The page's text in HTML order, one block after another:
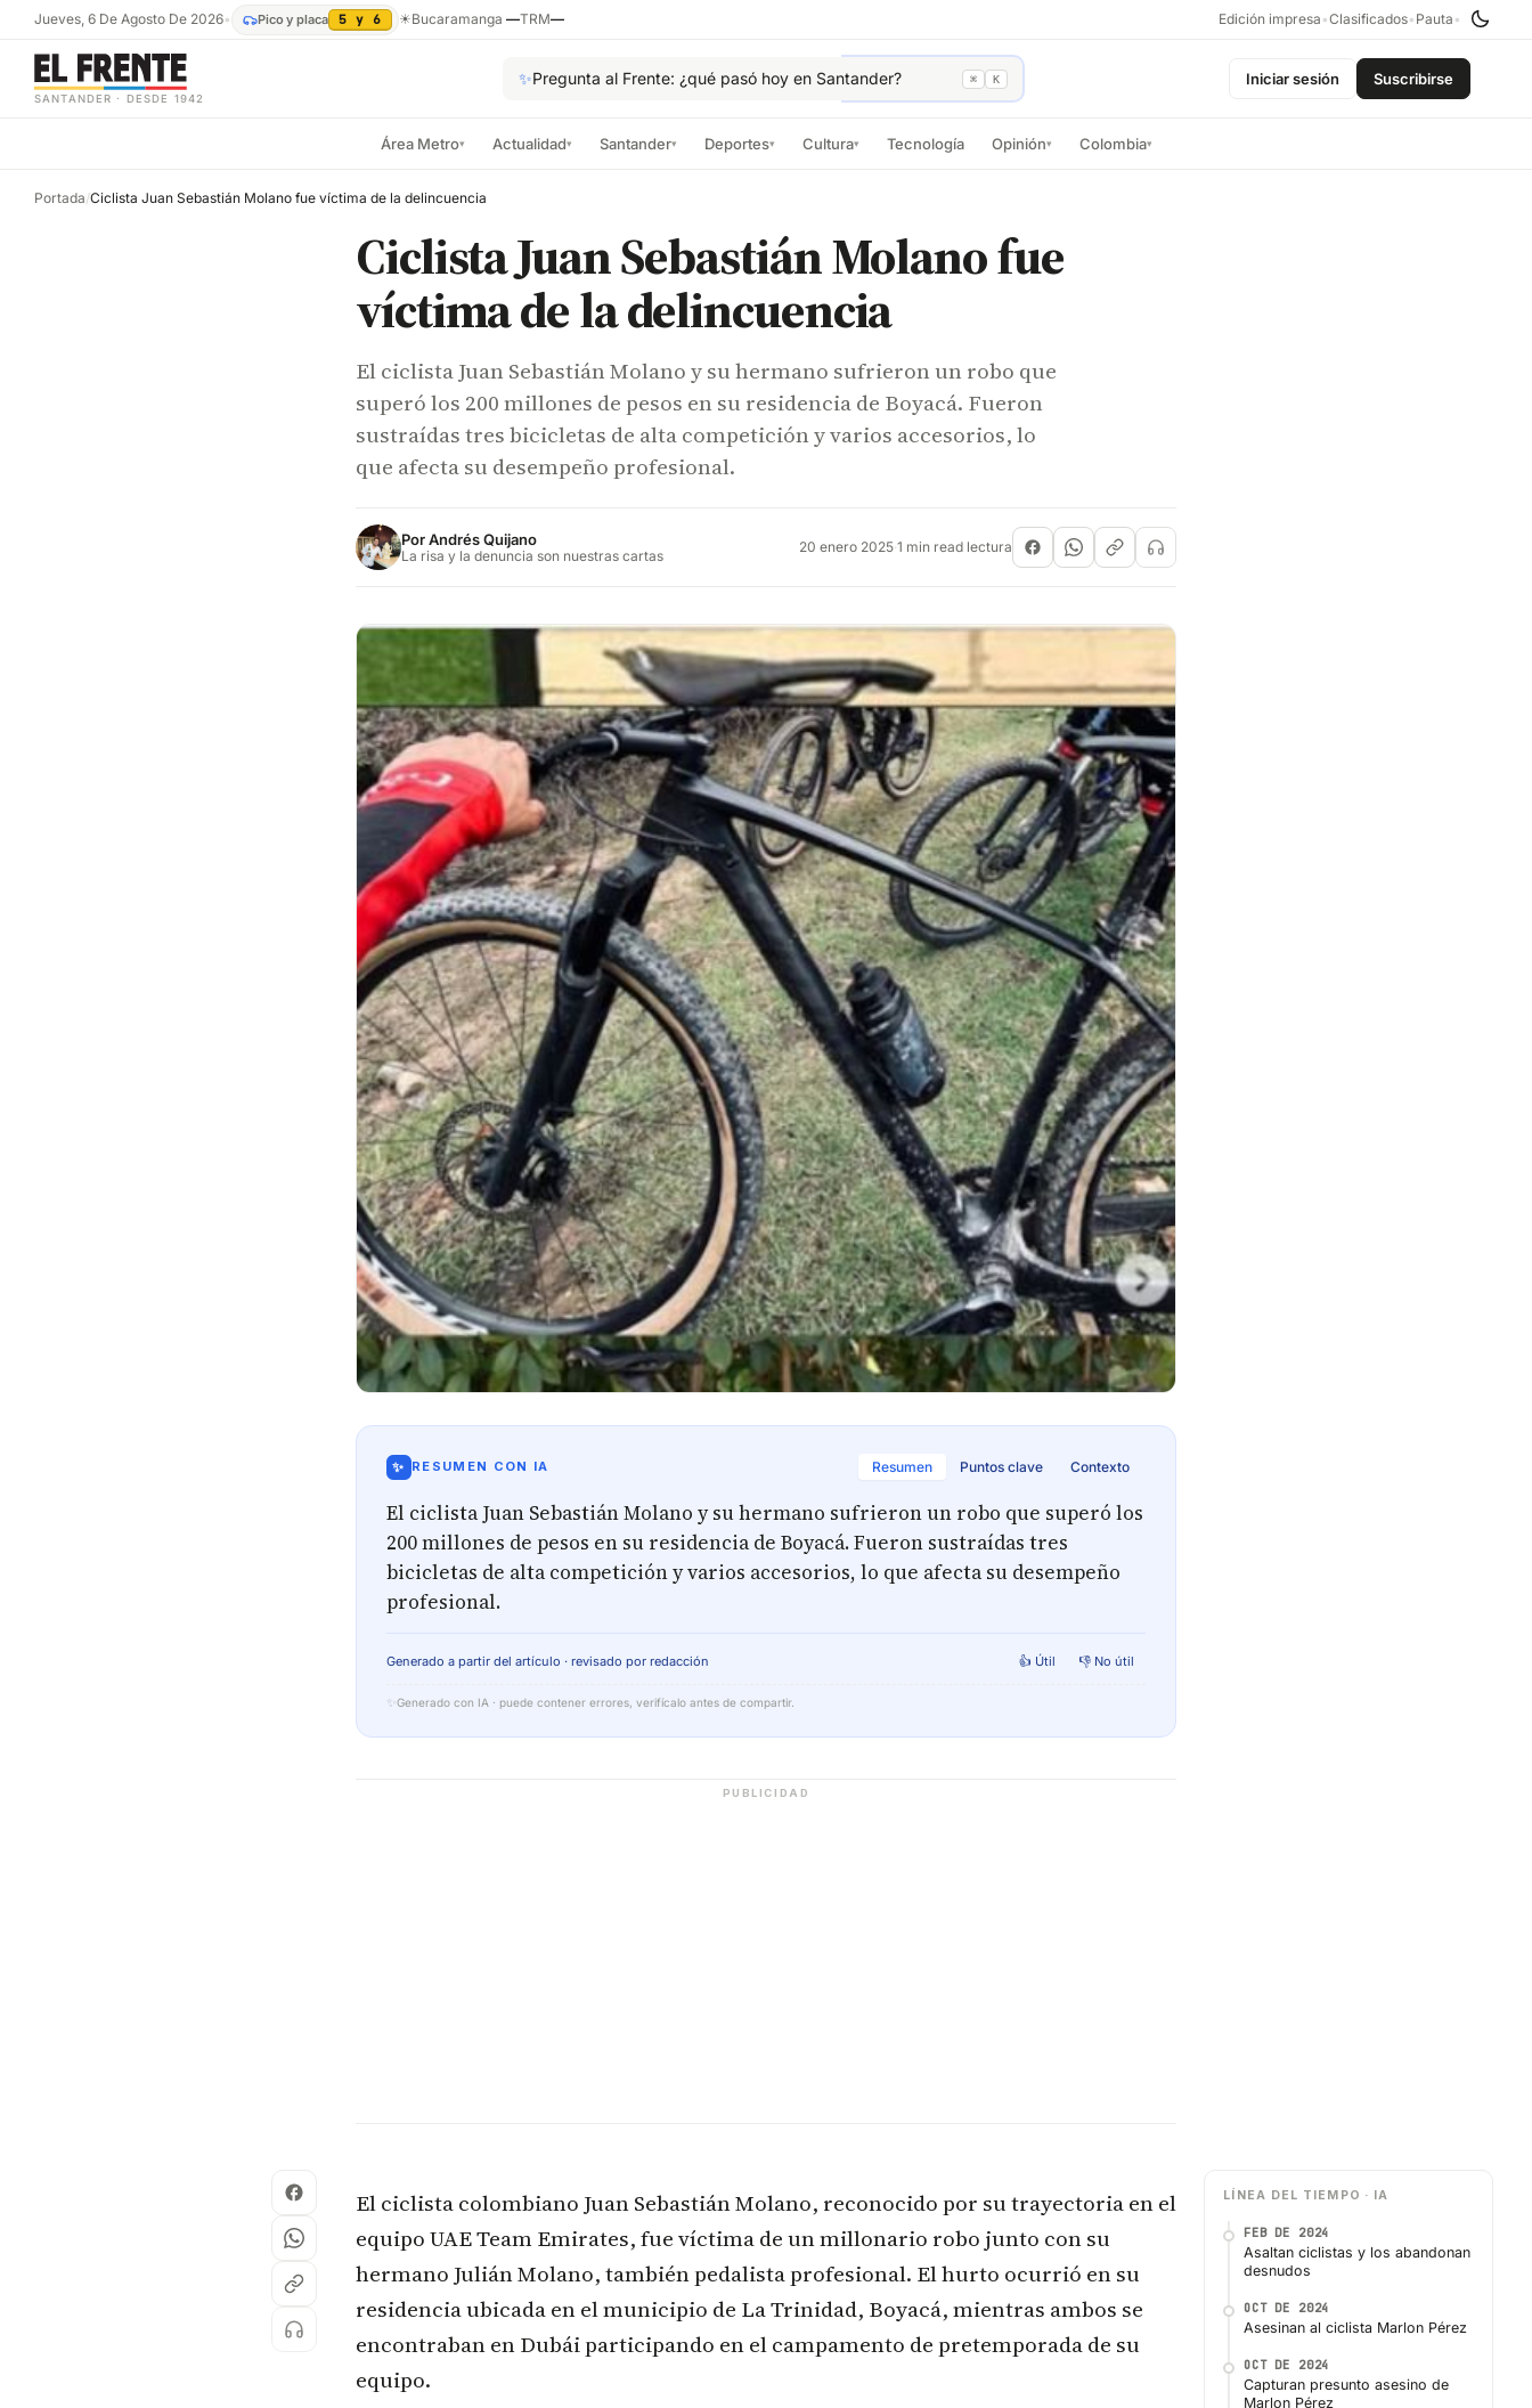
Jueves, 6 De Agosto De 2026• Pico y placa 5 y 6 ☀Bucaramanga —TRM— Edición impresa •Clasificados• Pauta •
SANTANDER · DESDE 1942
✨Pregunta al Frente: ¿qué pasó hoy en Santander? ⌘ K Iniciar sesión Suscribirse
Área Metro▾ Actualidad▾ Santander▾ Deportes▾ Cultura▾ Tecnología Opinión▾ Colombia▾
Portada/Ciclista Juan Sebastián Molano fue víctima de la delincuencia
Ciclista Juan Sebastián Molano fue
víctima de la delincuencia
El ciclista Juan Sebastián Molano y su hermano sufrieron un robo que
superó los 200 millones de pesos en su residencia de Boyacá. Fueron
sustraídas tres bicicletas de alta competición y varios accesorios, lo
que afecta su desempeño profesional.
PorAndrés Quijano
La risa y la denuncia son nuestras cartas 20 enero 2025·1 min read lectura
✨ RESUMEN CON IA Resumen Puntos clave Contexto
El ciclista Juan Sebastián Molano y su hermano sufrieron un robo que superó los
200 millones de pesos en su residencia de Boyacá. Fueron sustraídas tres
bicicletas de alta competición y varios accesorios, lo que afecta su desempeño
profesional.
Generado a partir del artículo · revisado por redacción 👍 Útil 👎 No útil
✨ Generado con IA · puede contener errores, verifícalo antes de compartir.
PUBLICIDAD
El ciclista colombiano Juan Sebastián Molano, reconocido por su trayectoria en el
equipo UAE Team Emirates, fue víctima de un millonario robo junto con su
hermano Julián Molano, también pedalista profesional. El hurto ocurrió en su
residencia ubicada en el municipio de La Trinidad, Boyacá, mientras ambos se
encontraban en Dubái participando en el campamento de pretemporada de su
equipo.
LÍNEA DEL TIEMPO · IA
FEB DE 2024
Asaltan ciclistas y los abandonan
desnudos
OCT DE 2024
Asesinan al ciclista Marlon Pérez
OCT DE 2024
Capturan presunto asesino de
Marlon Pérez